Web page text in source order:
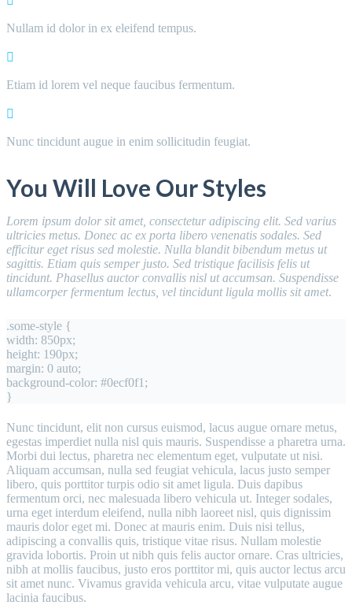
Nullam id dolor in ex eleifend tempus.
Etiam id lorem vel neque faucibus fermentum.
Nunc tincidunt augue in enim sollicitudin feugiat.
You Will Love Our Styles
Lorem ipsum dolor sit amet, consectetur adipiscing elit. Sed varius
ultricies metus. Donec ac ex porta libero venenatis sodales. Sed
efficitur eget risus sed molestie. Nulla blandit bibendum metus ut
sagittis. Etiam quis semper justo. Sed tristique facilisis felis ut
tincidunt. Phasellus auctor convallis nisl ut accumsan. Suspendisse
ullamcorper fermentum lectus, vel tincidunt ligula mollis sit amet.
.some-style {
width: 850px;
height: 190px;
margin: 0 auto;
background-color: #0ecf0f1;
}
Nunc tincidunt, elit non cursus euismod, lacus augue ornare metus,
egestas imperdiet nulla nisl quis mauris. Suspendisse a pharetra urna.
Morbi dui lectus, pharetra nec elementum eget, vulputate ut nisi.
Aliquam accumsan, nulla sed feugiat vehicula, lacus justo semper
libero, quis porttitor turpis odio sit amet ligula. Duis dapibus
fermentum orci, nec malesuada libero vehicula ut. Integer sodales,
urna eget interdum eleifend, nulla nibh laoreet nisl, quis dignissim
mauris dolor eget mi. Donec at mauris enim. Duis nisi tellus,
adipiscing a convallis quis, tristique vitae risus. Nullam molestie
gravida lobortis. Proin ut nibh quis felis auctor ornare. Cras ultricies,
nibh at mollis faucibus, justo eros porttitor mi, quis auctor lectus arcu
sit amet nunc. Vivamus gravida vehicula arcu, vitae vulputate augue
lacinia faucibus.